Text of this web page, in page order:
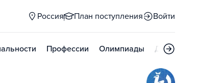
Россия План поступления Войти
Профессии Олимпиады Дни открытых